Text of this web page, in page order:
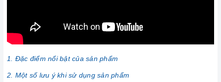
1. Đặc điểm nổi bật của sản phẩm
2. Một số lưu ý khi sử dụng sản phẩm